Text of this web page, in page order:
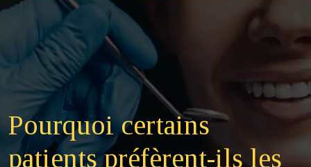
Pourquoi certains
patients préfèrent-ils les